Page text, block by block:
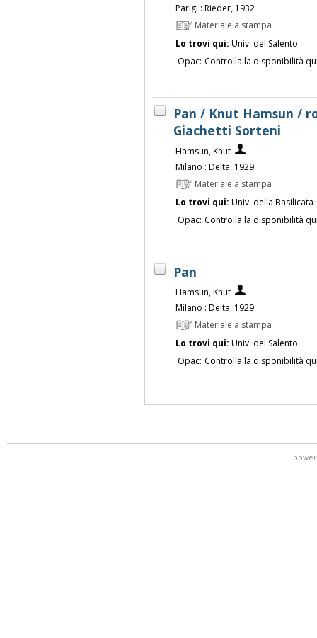
Parigi : Rieder, 1932
Materiale a stampa
Lo trovi qui: Univ. del Salento
Opac: Controlla la disponibilità
Pan / Knut Hamsun /
Giachetti Sorteni
Hamsun, Knut
Milano : Delta, 1929
Materiale a stampa
Lo trovi qui: Univ. della Basilicata
Opac: Controlla la disponibilità
Pan
Hamsun, Knut
Milano : Delta, 1929
Materiale a stampa
Lo trovi qui: Univ. del Salento
Opac: Controlla la disponibilità